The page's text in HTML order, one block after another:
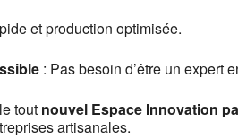
et production optimisée.
: Pas besoin d’être un expert
tout nouvel Espace Innovation
artisanales.